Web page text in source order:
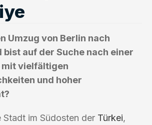
Umzug von Berlin nach
bist auf der Suche nach einer
mit vielfältigen
und hoher
Stadt im Südosten der Türkei,